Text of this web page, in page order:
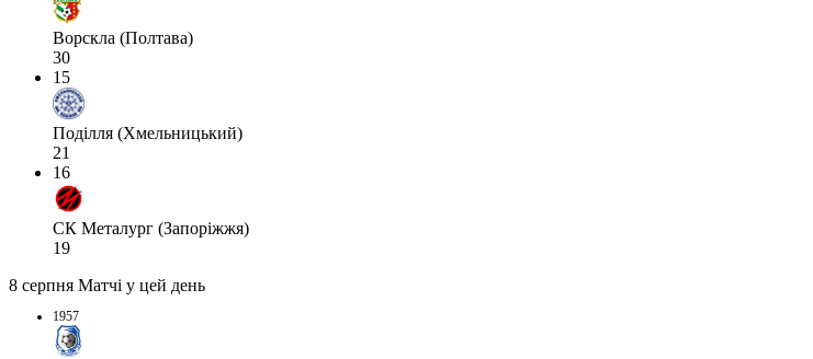
Ворскла (Полтава)
30
15
Поділля (Хмельницький)
21
16
СК Металург (Запоріжжя)
19
8 серпня Матчі у цей день
1957